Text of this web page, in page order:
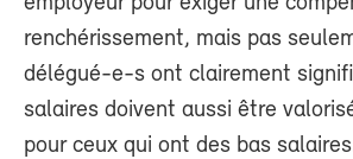
renchérissement, mais pas
délégué-e-s ont clairement
salaires doivent aussi être
pour ceux qui ont des bas